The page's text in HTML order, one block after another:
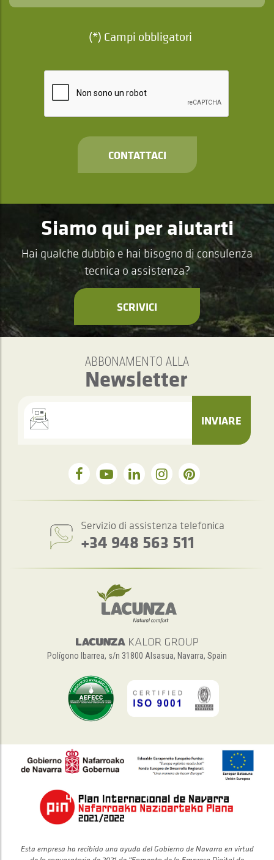
(*) Campi obbligatori
CONTATTACI
Siamo qui per aiutarti
Hai qualche dubbio e hai bisogno di consulenza
tecnica o assistenza?
SCRIVICI
ABBONAMENTO ALLA
Newsletter
INVIARE
Servizio di assistenza telefonica
+34 948 563 511
Polígono Ibarrea, s/n 31800 Alsasua, Navarra, Spain
Esta empresa ha recibido una ayuda del Gobierno de Navarra en virtud